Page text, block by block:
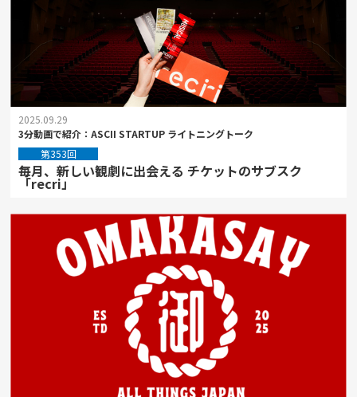
2025.09.29
3分動画で紹介：ASCII STARTUP ライトニングトーク
第353回
毎月、新しい観劇に出会える チケットのサブスク
「recri」